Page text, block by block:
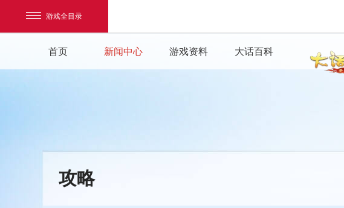
游戏全目录
首页 新闻中心 游戏资料 大话百科
攻略
《大话西游》手游2026嘉年华版本现已开启